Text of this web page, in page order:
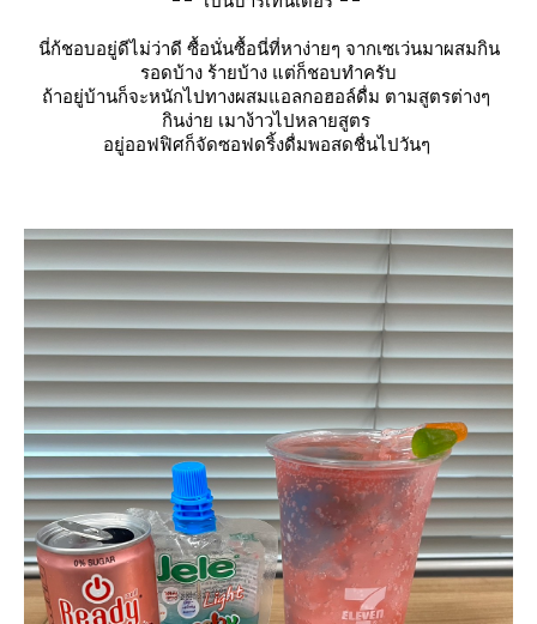
นี่ก้ชอบอยู่ดีไม่ว่าดี ซื้อนั่นซื้อนี่ที่หาง่ายๆ จากเซเว่นมาผสมกิน
รอดบ้าง ร้ายบ้าง ต่ก็ชอบทำครับ
ถ้าอยู่บ้านก็จะหนักไปทางผสมแอลกอฮอล์ดื่ม ตามสูตรต่างๆ
กินง่าย เมาง้าวไปหลายสูตร
อยู่ออฟฟิศก็จัดซอฟดริ้งดื่มพอสดชื่นไปวันๆ